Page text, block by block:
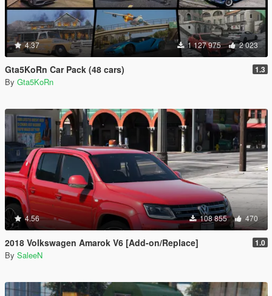
4.37 1 127 975 2 023
Gta5KoRn Car Pack (48 cars) 1.3
By Gta5KoRn
4.56 108 855 470
2018 Volkswagen Amarok V6 [Add-on/Replace] 1.0
By SaleeN